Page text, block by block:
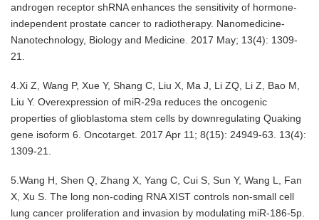
androgen receptor shRNA enhances the sensitivity of hormone-
independent prostate cancer to radiotherapy. Nanomedicine-
Nanotechnology, Biology and Medicine. 2017 May; 13(4): 1309-
21.
4.Xi Z, Wang P, Xue Y, Shang C, Liu X, Ma J, Li ZQ, Li Z, Bao M,
Liu Y. Overexpression of miR-29a reduces the oncogenic
properties of glioblastoma stem cells by downregulating Quaking
gene isoform 6. Oncotarget. 2017 Apr 11; 8(15): 24949-63.
13(4):
1309-21.
5.Wang H, Shen Q, Zhang X, Yang C, Cui S, Sun Y, Wang L, Fan
X, Xu S. The long non-coding RNA XIST controls non-small cell
lung cancer proliferation and invasion by modulating miR-186-5p.